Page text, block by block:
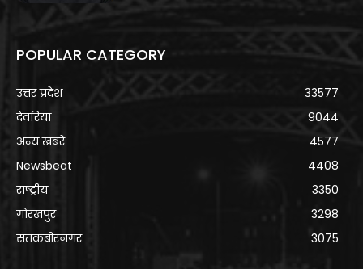
POPULAR CATEGORY
उत्तर प्रदेश
33577
देवरिया
9044
अन्य खबरे
4577
Newsbeat
4408
राष्ट्रीय
3350
गोरखपुर
3298
संतकबीरनगर
3075